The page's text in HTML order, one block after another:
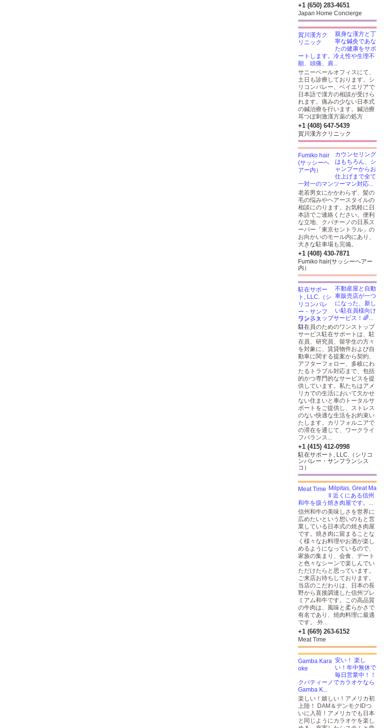
+1 (650) 283-4651
Japan Home Concierge
親身な漢方と丁
寧な鍼灸であな
たの健康をサポ
ートします。冷え性や生理不
順、頭痛、肩...
サニーベールオフィスにて、
土日も診療しております。シ
リコンバレー、ベイエリアで
日本語で漢方の相談が受けら
れます。痛みの少ない日本式
の鍼治療を行います。鍼治療
耳つぼ刺激漢方薬の処方
+1 (408) 647-5439
賀川漢方クリニック
カウンセリング
はもちろん、シ
ャンプーからお
仕上げまで全て
一対一のマンツーマン対応...
老若男女にかかわらず、髪の
毛の悩みやヘアースタイルの
相談にのります。お気軽に日
本語でご連絡ください。便利
な立地、クパチーノの日系ス
ーパー「東京セントラル」の
お向かいのモール内にあり、
大きな駐車場も完備。
+1 (408) 430-7871
Fumiko hair(サッシーヘアー
内）
不動産屋と自動
車販売店が一つ
になった、新し
い駐在員様向け
ワンストップサービス！🌈...
駐在員のためのワンストップ
サービス駐在サポートは、駐
在員、研究員、留学生の方々
を対象に、賃貸物件および自
動車に関する提案から契約、
アフターフォロー、多岐にわ
たるトラブル対応まで、包括
的かつ専門的なサービスを提
供しています。私たちはアメ
リカでの生活において欠かせ
ない住まいと車のトータルサ
ポートをご提供し、ストレス
のない快適な生活をお約束い
たします。カリフォルニアで
の滞在を通じて、ワークライ
フバランス...
+1 (415) 412-0998
駐在サポート, LLC.（シリコ
ンバレー・サンフランシス
コ）
Milpitas, Great Ma
ll 近くにある信州
和牛を扱う焼き肉屋です。...
信州和牛の美味しさを世界に
広めたいという想いのもと営
業している日本式の焼き肉屋
です。焼き肉に留まることな
く様々なお料理やお酒が楽し
めるようになっているので、
家族の集まり、会食、デート
と色々なシーンで楽しんでい
ただけたらと思っています。
ご来店お待ちしております。
当店のこだわりは、日本の長
野から直接調達した信州プレ
ミアム和牛です。この高品質
の牛肉は、風味と柔らかさで
有名であり、焼肉料理に最適
です。 外...
+1 (669) 263-6152
Meat Time
安い！ 楽し
い！年中無休で
毎日営業中！！
クパティーノでカラオケなら
Gamba K...
楽しい！嬉しい！アメリカ初
上陸！ DAM＆デンモクIDつ
いに入荷！アメリカでも日本
と同じようにカラオケを楽し